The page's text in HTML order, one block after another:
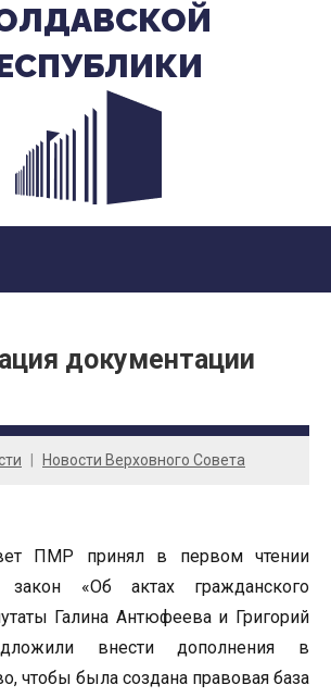
документации
Новости Верховного Совета
ПМР принял в первом чтении
«Об актах гражданского
Галина Антюфеева и Григорий
внести дополнения в
чтобы была создана правовая база